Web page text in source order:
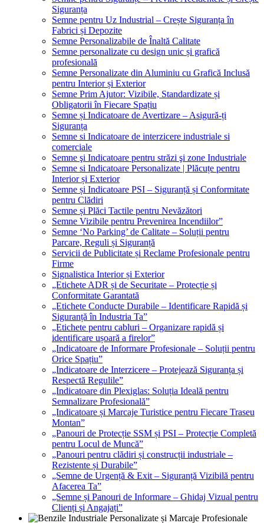
Siguranța
Semne pentru Uz Industrial – Crește Siguranța în
Fabrici și Depozite
Semne Personalizabile de Înaltă Calitate
Semne personalizate cu design unic și grafică
profesională
Semne Personalizate din Aluminiu cu Grafică Inclusă
pentru Interior și Exterior
Semne Prim Ajutor: Vizibile, Standardizate și
Obligatorii în Fiecare Spațiu
Semne și Indicatoare de Avertizare – Asigură-ți
Siguranța
Semne si Indicatoare de interzicere industriale si
comerciale
Semne şi Indicatoare pentru străzi şi zone Industriale
Semne si Indicatoare Personalizate | Plăcuțe pentru
Interior și Exterior
Semne și Indicatoare PSI – Siguranță și Conformitate
pentru Clădiri
Semne și Plăci Tactile pentru Nevăzători
Semne Vizibile pentru Prevenirea Incendiilor”
Semne ‘No Parking’ de Calitate – Soluții pentru
Parcare, Reguli și Siguranță
Servicii de Publicitate și Reclame Profesionale pentru
Firme
Signalistica Interior și Exterior
„Etichete ADR și de Securitate – Protecție și
Conformitate Garantată
„Etichete Conducte Durabile – Identificare Rapidă și
Siguranță în Industria Ta”
„Etichete pentru cabluri – Organizare rapidă și
identificare ușoară a firelor”
„Indicatoare de Informare Profesionale – Soluții pentru
Orice Spațiu”
„Indicatoare de Interzicere – Protejează Siguranța și
Respectă Regulile”
„Indicatoare din Plexiglas: Soluția Ideală pentru
Semnalizare Profesională”
„Indicatoare și Marcaje Turistice pentru Fiecare Traseu
Montan”
„Panouri de Protecție SSM și PSI – Protecție Completă
pentru Locul de Muncă”
„Panouri pentru clădiri și construcții industriale –
Rezistente și Durabile”
„Semne de Urgență & Exit – Siguranță Vizibilă pentru
Afacerea Ta”
„Semne și Panouri de Informare – Ghidaj Vizual pentru
Clienți și Angajați”